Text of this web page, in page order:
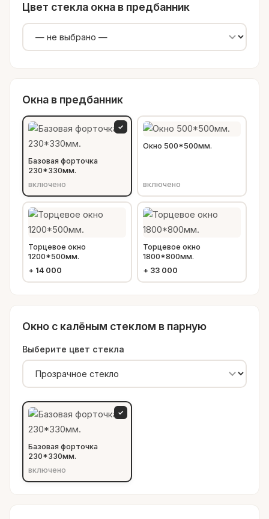
Цвет стекла окна в предбанник
Окна в предбанник
Базовая форточка
230*330мм.
включено
✓
Окно 500*500мм.
включено
Торцевое окно
1200*500мм.
+ 14 000
Торцевое окно
1800*800мм.
+ 33 000
Окно с калёным стеклом в парную
Выберите цвет стекла
Базовая форточка
230*330мм.
включено
✓